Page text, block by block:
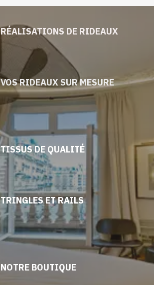
RÉALISATIONS DE RIDEAUX
VOS RIDEAUX SUR MESURE
TISSUS DE QUALITÉ
TRINGLES ET RAILS
NOTRE BOUTIQUE